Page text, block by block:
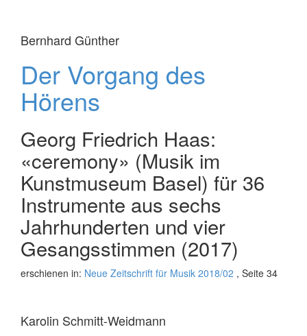
Bernhard Günther
Der Vorgang des
Hörens
Georg Friedrich Haas:
«ceremony» (Musik im
Kunstmuseum Basel) für 36
Instrumente aus sechs
Jahrhunderten und vier
Gesangsstimmen (2017)
erschienen in: Neue Zeitschrift für Musik 2018/02 , Seite 34
Karolin Schmitt-Weidmann